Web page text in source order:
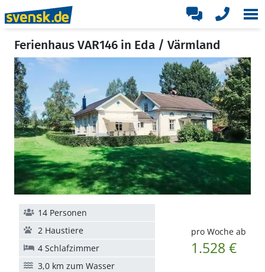
Ferienhaus VAR146 in Eda / Värmland
pro Woche ab
1.528 €
14 Personen
2 Haustiere
4 Schlafzimmer
3,0 km zum Wasser